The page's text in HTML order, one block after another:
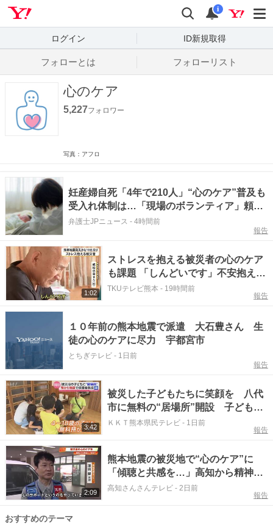
検索
通知
i
ログイン ID新規取得
フォローとは フォローリスト
心のケア
5,227フォロワー
写真：アフロ
妊産婦自死「4年で210人」“心のケア”普及も
受入れ体制は…「現場のボランティア」頼み
の限界
弁護士JPニュース - 4時間前
報告
1:02
ストレスを抱える被災者の心のケア
も課題 「しんどいです」不安抱える
住民【令和８年熊本地震】
TKUテレビ熊本 - 19時間前
報告
１０年前の熊本地震で派遣 大石豊さん 生
徒の心のケアに尽力 宇都宮市
とちぎテレビ - 1日前
報告
3:42
被災した子どもたちに笑顔を 八代
市に無料の“居場所”開設 子どもの
心のケアと保護者支援へ
ＫＫＴ熊本県民テレビ - 1日前
報告
2:09
熊本地震の被災地で“心のケア”に
「傾聴と共感を…」高知から精神医
療チーム《DPAT》出発
高知さんさんテレビ - 2日前
報告
おすすめのテーマ